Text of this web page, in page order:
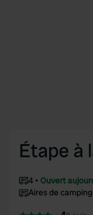
Étape à
4
Ouvert
Aires de